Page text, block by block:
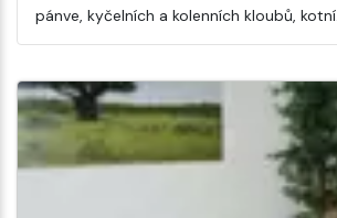
pánve, kyčelních a kolenních kloubů, kotní…